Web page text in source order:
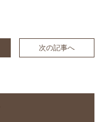
次の記事へ